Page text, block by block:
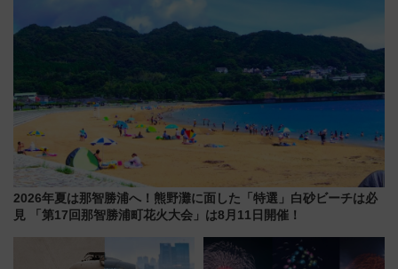
2026年夏は那智勝浦へ！熊野灘に面した「特選」白砂ビーチは必
見 「第17回那智勝浦町花火大会」は8月11日開催！